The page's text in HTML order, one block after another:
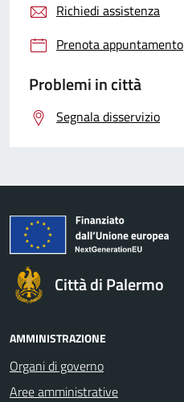
Richiedi assistenza
Prenota appuntamento
Problemi in città
Segnala disservizio
Città di Palermo
AMMINISTRAZIONE
Organi di governo
Aree amministrative